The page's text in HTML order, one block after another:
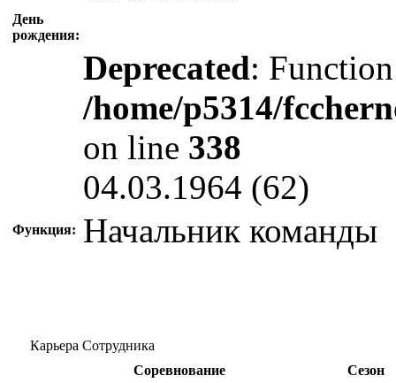
День
рождения:
Deprecated:
/home/p5314/
on line 338
04.03.1964 (62)
Функция: Начальник команды
Карьера Сотрудника
Соревнование
Сезон